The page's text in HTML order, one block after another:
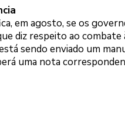
em agosto, se os
diz respeito ao
sendo enviado um
uma nota